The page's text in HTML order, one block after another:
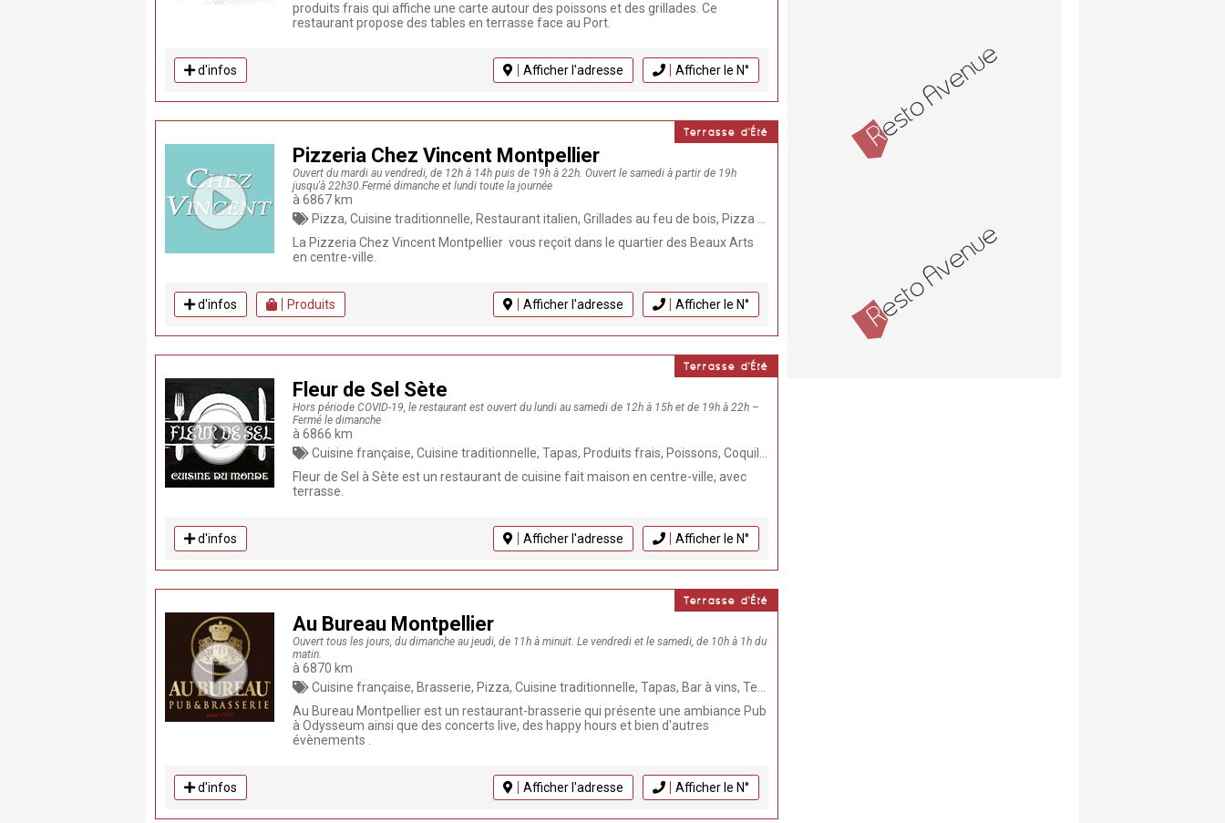
produits frais qui affiche une carte autour des poissons et des grillades. Ce
restaurant propose des tables en terrasse face au Port.
d'infos Afficher l'adresse Afficher le N°
Terrasse d'Été
Pizzeria Chez Vincent Montpellier
Ouvert du mardi au vendredi, de 12h à 14h puis de 19h à 22h. Ouvert le samedi à partir de 19h
jusqu'à 22h30.Fermé dimanche et lundi toute la journée
à 6867 km
Pizza, Cuisine traditionnelle, Restaurant italien, Grillades au feu de bois, Pizza au feu de bois, Produits frais, Terrasse, Fait Maison, Plats à emporter, Restaurant
La Pizzeria Chez Vincent Montpellier vous reçoit dans le quartier des Beaux Arts
en centre-ville.
d'infos Produits Afficher l'adresse Afficher le N°
Terrasse d'Été
Fleur de Sel Sète
Hors période COVID-19, le restaurant est ouvert du lundi au samedi de 12h à 15h et de 19h à 22h –
Fermé le dimanche
à 6866 km
Cuisine française, Cuisine traditionnelle, Tapas, Produits frais, Poissons, Coquillages, Traiteur, Terrasse, Réception Groupes, Fait Maison, Plats à emporter, Séminaires, Livraison à domicile, Animaux acceptés, Restaurant, Cuisine du monde
Fleur de Sel à Sète est un restaurant de cuisine fait maison en centre-ville, avec
terrasse.
d'infos Afficher l'adresse Afficher le N°
Terrasse d'Été
Au Bureau Montpellier
Ouvert tous les jours, du dimanche au jeudi, de 11h à minuit. Le vendredi et le samedi, de 10h à 1h du
matin.
à 6870 km
Cuisine française, Brasserie, Pizza, Cuisine traditionnelle, Tapas, Bar à vins, Terrasse, Pub, Restaurant
Au Bureau Montpellier est un restaurant-brasserie qui présente une ambiance Pub
à Odysseum ainsi que des concerts live, des happy hours et bien d'autres
évènements .
d'infos Afficher l'adresse Afficher le N°